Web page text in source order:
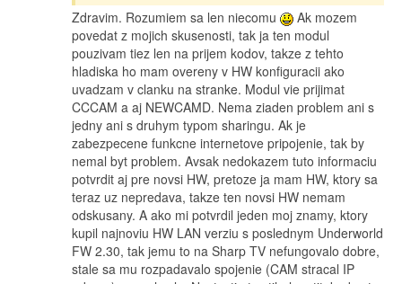
Zdravim. Rozumiem sa len niecomu
Ak mozem
povedat z mojich skusenosti, tak ja ten modul
pouzivam tiez len na prijem kodov, takze z tehto
hladiska ho mam overeny v HW konfiguracii ako
uvadzam v clanku na stranke. Modul vie prijimat
CCCAM a aj NEWCAMD. Nema ziaden problem ani s
jedny ani s druhym typom sharingu. Ak je
zabezpecene funkcne internetove pripojenie, tak by
nemal byt problem. Avsak nedokazem tuto informaciu
potvrdit aj pre novsi HW, pretoze ja mam HW, ktory sa
teraz uz nepredava, takze ten novsi HW nemam
odskusany. A ako mi potvrdil jeden moj znamy, ktory
kupil najnoviu HW LAN verziu s poslednym Underworld
FW 2.30, tak jemu to na Sharp TV nefungovalo dobre,
stale sa mu rozpadavalo spojenie (CAM stracal IP